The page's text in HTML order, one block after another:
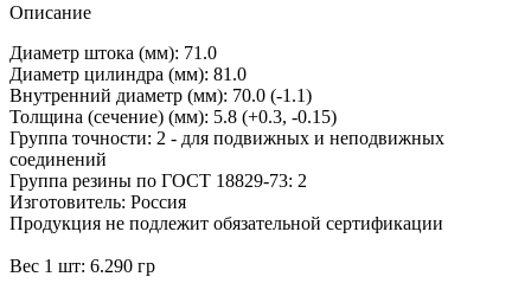
Описание
Диаметр штока (мм): 71.0
Диаметр цилиндра (мм): 81.0
Внутренний диаметр (мм): 70.0 (-1.1)
Толщина (сечение) (мм): 5.8 (+0.3, -0.15)
Группа точности: 2 - для подвижных и неподвижных
соединений
Группа резины по ГОСТ 18829-73: 2
Изготовитель: Россия
Продукция не подлежит обязательной сертификации
Вес 1 шт: 6.290 гр